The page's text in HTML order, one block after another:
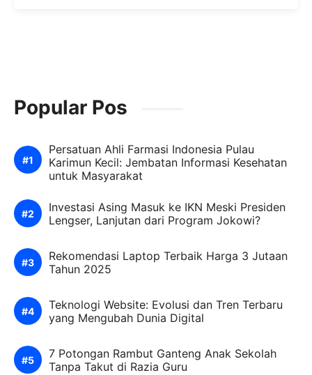
Popular Pos
Persatuan Ahli Farmasi Indonesia Pulau
Karimun Kecil: Jembatan Informasi Kesehatan
untuk Masyarakat
Investasi Asing Masuk ke IKN Meski Presiden
Lengser, Lanjutan dari Program Jokowi?
Rekomendasi Laptop Terbaik Harga 3 Jutaan
Tahun 2025
Teknologi Website: Evolusi dan Tren Terbaru
yang Mengubah Dunia Digital
7 Potongan Rambut Ganteng Anak Sekolah
Tanpa Takut di Razia Guru